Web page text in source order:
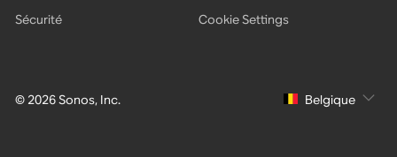
© 2026 Sonos, Inc.
Sécurité
Cookie Settings
Belgique